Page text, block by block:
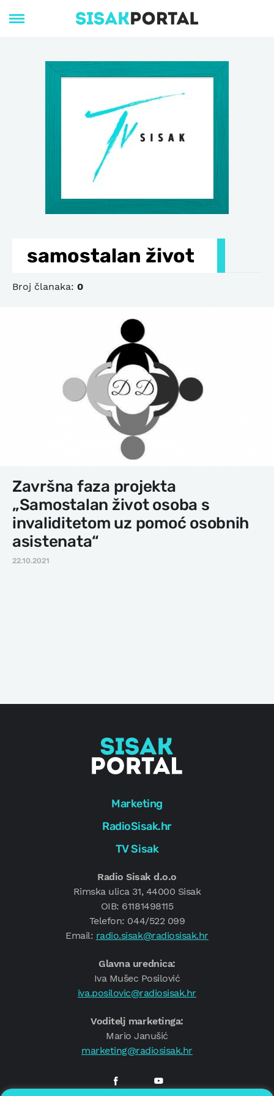
samostalan život
Broj članaka: 0
Završna faza projekta
„Samostalan život osoba s
invaliditetom uz pomoć osobnih
asistenata“
22.10.2021
Marketing
RadioSisak.hr
TV Sisak
Radio Sisak d.o.o
Rimska ulica 31, 44000 Sisak
OIB: 61181498115
Telefon: 044/522 099
Email: radio.sisak@radiosisak.hr
Glavna urednica:
Iva Mušec Posilović
iva.posilovic@radiosisak.hr
Voditelj marketinga:
Mario Janušić
marketing@radiosisak.hr